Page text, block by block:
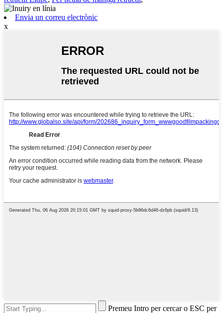
Envia un correu electrònic
x
Premeu Intro per cercar o ESC per